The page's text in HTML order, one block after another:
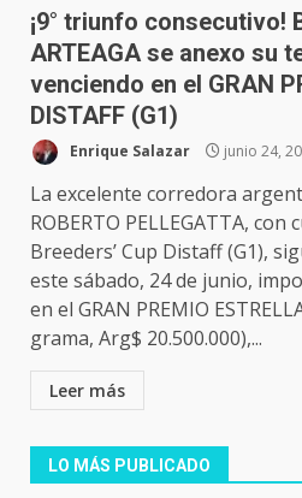
¡9° triunfo consecutivo!
ARTEAGA se anexo su
venciendo en el GRAN
DISTAFF (G1)
Enrique Salazar junio 24,
La excelente corredora
ROBERTO PELLEGATTA,
Breeders’ Cup Distaff (G1),
este sábado, 24 de junio,
en el GRAN PREMIO
grama, Arg$ 20.500.000),...
Leer más
LO MÁS PUBLICADO